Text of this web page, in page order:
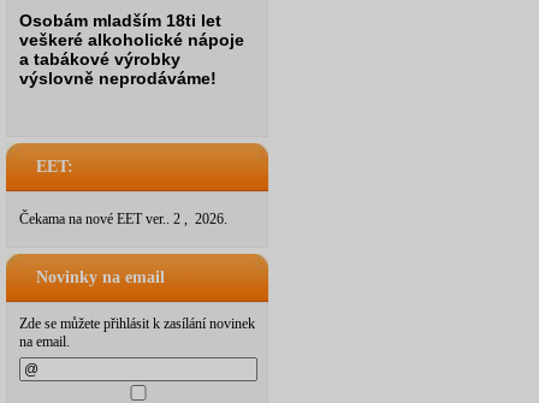
Osobám mladším 18ti let
veškeré alkoholické nápoje
a tabákové výrobky
výslovně neprodáváme!
EET:
Čekama na nové EET ver.. 2 , 2026.
Novinky na email
Zde se můžete přihlásit k zasílání novinek
na email.